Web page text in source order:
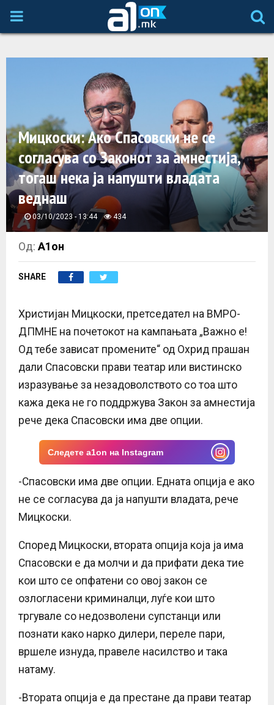
P
A
R
Y
M
E
N
U
Мицкоски: Ако Спасовски не се
согласува со Законот за амнестија,
тогаш нека ја напушти владата
веднаш
03/10/2023 - 13:44 434
Од:А1он
SHARE
Христијан Мицкоски, претседател на ВМРО-
ДПМНЕ на почетокот на кампањата „Важно е!
Од тебе зависат промените“ од Охрид прашан
дали Спасовски прави театар или вистинско
изразување за незадоволството со тоа што
кажа дека не го поддржува Закон за амнестија
рече дека Спасовски има две опции.
Следете a1on на Instagram
-Спасовски има две опции. Едната опција е ако
не се согласува да ја напушти владата, рече
Мицкоски.
Според Мицкоски, втората опција која ја има
Спасовски е да молчи и да прифати дека тие
кои што се опфатени со овој закон се
озлогласени криминалци, луѓе кои што
тргувале со недозволени супстанци или
познати како нарко дилери, переле пари,
вршеле изнуда, правеле насилство и така
натаму.
-Втората опција е да престане да прави театар